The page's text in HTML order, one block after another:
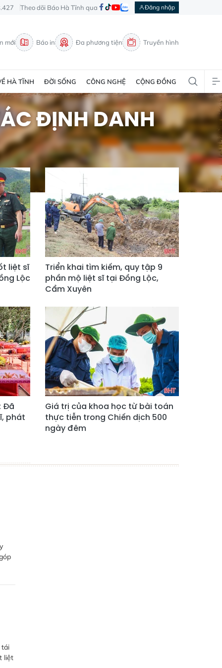
Theo dõi Báo Hà Tĩnh qua Đăng nhập
mới Báo in Đa phương tiện Truyền hình
HÀ TĨNH ĐỜI SỐNG CÔNG NGHỆ CỘNG ĐỒNG
ĐỊNH DANH
liệt sĩ
Lộc
Triển khai tìm kiếm, quy tập 9
phần mộ liệt sĩ tại Đồng Lộc,
Cẩm Xuyên
Đã
phát
Giá trị của khoa học từ bài toán
thực tiễn trong Chiến dịch 500
ngày đêm
tái
liệt